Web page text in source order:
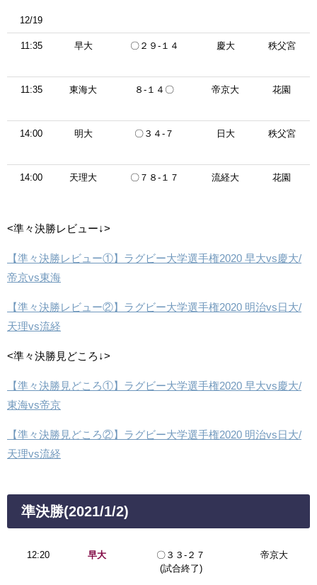
12/19
11:35 早大 〇２９-１４ 慶大 秩父宮
11:35 東海大 ８-１４〇 帝京大 花園
14:00 明大 〇３４-７ 日大 秩父宮
14:00 天理大 〇７８-１７ 流経大 花園
<準々決勝レビュー↓>
【準々決勝レビュー①】ラグビー大学選手権2020 早大vs慶大/
帝京vs東海
【準々決勝レビュー②】ラグビー大学選手権2020 明治vs日大/
天理vs流経
<準々決勝見どころ↓>
【準々決勝見どころ①】ラグビー大学選手権2020 早大vs慶大/
東海vs帝京
【準々決勝見どころ②】ラグビー大学選手権2020 明治vs日大/
天理vs流経
準決勝(2021/1/2)
12:20 早大
〇３３-２７
(試合終了)
帝京大